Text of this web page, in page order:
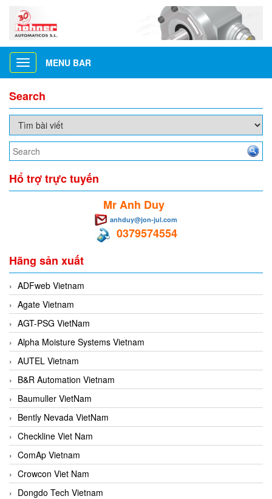
Toggle
navigation
MENU BAR
Search
Hổ trợ trực tuyến
Mr Anh Duy
anhduy@jon-jul.com
0379574554
Hãng sản xuất
ADFweb Vietnam
Agate Vietnam
AGT-PSG VietNam
Alpha Moisture Systems Vietnam
AUTEL Vietnam
B&R Automation Vietnam
Baumuller VietNam
Bently Nevada VietNam
Checkline Viet Nam
ComAp Vietnam
Crowcon Viet Nam
Dongdo Tech Vietnam